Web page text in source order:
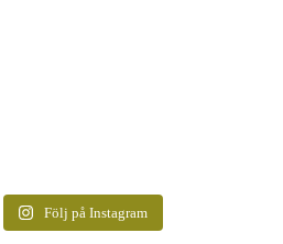
Följ på Instagram